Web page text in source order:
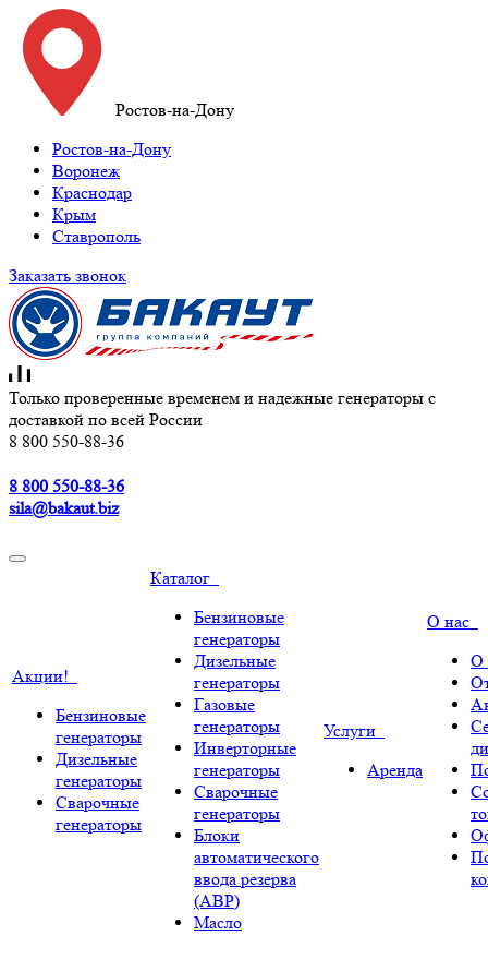
Ростов-на-Дону
Ростов-на-Дону
Воронеж
Краснодар
Крым
Ставрополь
Заказать звонок
Только проверенные временем и надежные генераторы с
доставкой по всей России
8 800 550-88-36
8 800 550-88-36
sila@bakaut.biz
Акции!
Бензиновые
генераторы
Дизельные
генераторы
Сварочные
генераторы
Каталог
Бензиновые
генераторы
Дизельные
генераторы
Газовые
генераторы
Инверторные
генераторы
Сварочные
генераторы
Блоки
автоматического
ввода резерва
(АВР)
Масло
Услуги
Аренда
О нас
О